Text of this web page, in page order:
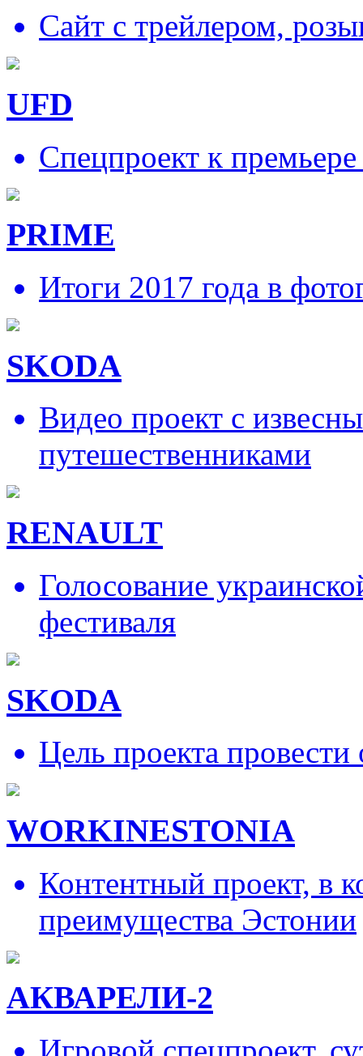
Сайт с трейлером,
UFD
Спецпроект к
PRIME
Итоги 2017 года в
SKODA
Видео проект с
путешественниками
RENAULT
Голосование
фестиваля
SKODA
Цель проекта провести
WORKINESTONIA
Контентный проект, в
преимущества Эстонии
АКВАРЕЛИ-2